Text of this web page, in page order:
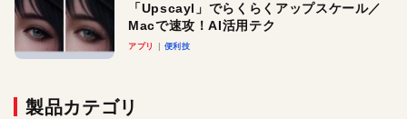
「Upscayl」でらくらくアップスケール／
Macで速攻！AI活用テク
アプリ 便利技
製品カテゴリ